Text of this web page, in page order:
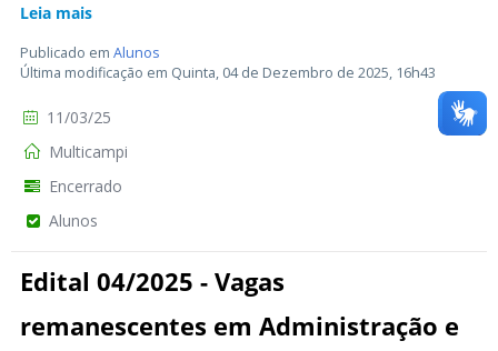
Leia mais
Publicado em Alunos
Última modificação em Quinta, 04 de Dezembro de 2025, 16h43
11/03/25
Multicampi
Encerrado
Alunos
Edital 04/2025 - Vagas
remanescentes em Administração e